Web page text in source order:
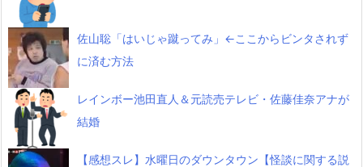
佐山聡「はいじゃ蹴ってみ」←ここからビンタされず
に済む方法
レインボー池田直人＆元読売テレビ・佐藤佳奈アナが
結婚
【感想スレ】水曜日のダウンタウン【怪談に関する説